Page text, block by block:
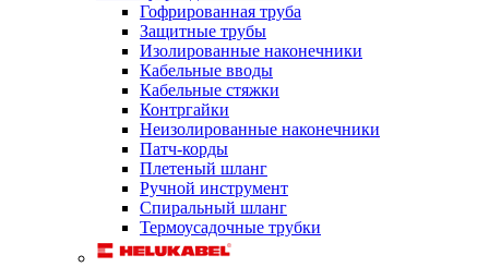
Гофрированная труба
Защитные трубы
Изолированные наконечники
Кабельные вводы
Кабельные стяжки
Контргайки
Неизолированные наконечники
Патч-корды
Плетеный шланг
Ручной инструмент
Спиральный шланг
Термоусадочные трубки